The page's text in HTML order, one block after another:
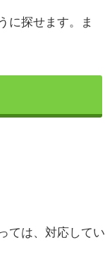
に探せます。ま
ては、対応してい